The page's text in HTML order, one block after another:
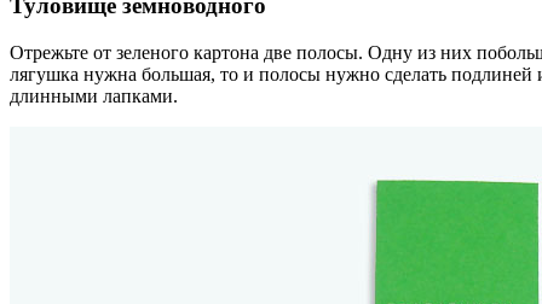
Туловище земноводного
Отрежьте от зеленого картона две полосы. Одну из них
лягушка нужна большая, то и полосы нужно сделать
длинными лапками.